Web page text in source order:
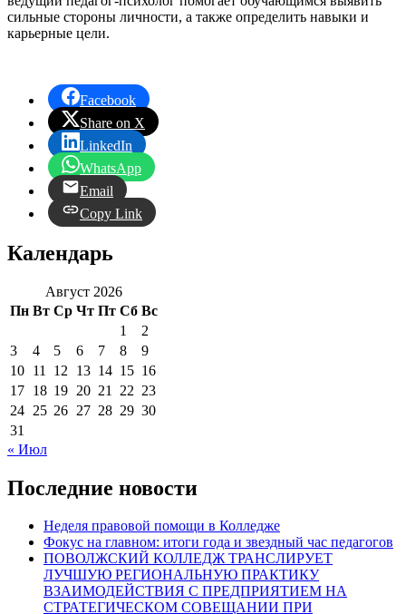
сильные стороны личности, а также определить навыки и
карьерные цели.
Facebook
Share on X
LinkedIn
WhatsApp
Email
Copy Link
Календарь
Август 2026
Пн Вт Ср Чт Пт Сб Вс
1
2
3
4 5 6 7 8
9
10 11 12 13 14 15 16
17 18 19 20 21 22 23
24 25 26 27 28 29 30
31
« Июл
Последние новости
Неделя правовой помощи в Колледже
Фокус на главном: итоги года и звездный час педагогов
ПОВОЛЖСКИЙ КОЛЛЕДЖ ТРАНСЛИРУЕТ
ЛУЧШУЮ РЕГИОНАЛЬНУЮ ПРАКТИКУ
ВЗАИМОДЕЙСТВИЯ С ПРЕДПРИЯТИЕМ НА
СТРАТЕГИЧЕСКОМ СОВЕЩАНИИ ПРИ